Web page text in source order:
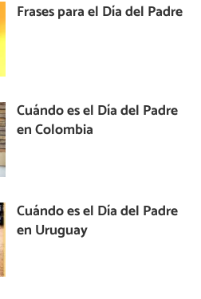
Frases para el Día del Padre
Cuándo es el Día del Padre
en Colombia
Cuándo es el Día del Padre
en Uruguay